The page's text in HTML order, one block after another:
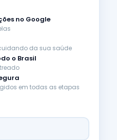
no Google
da sua saúde
o Brasil
em todas as etapas